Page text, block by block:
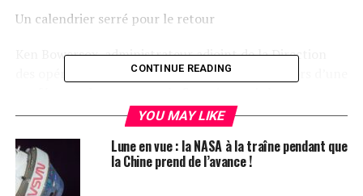
Un calendrier serré pour le retour
Ken Bowersox, administrateur adjoint de la Direction
des opérations spatiales de la NASA, a déclaré lors d’une
idéal pour prendre une décision. « Nous devons
vraiment nous prononcer d’ici la dernière semaine
d’août, si ce n’est plus tôt », a-t-il précisé.
Peu d’informations nouvelles ont été fournies
CONTINUE READING
YOU MAY LIKE
Lune en vue : la NASA à la traîne pendant que
la Chine prend de l’avance !